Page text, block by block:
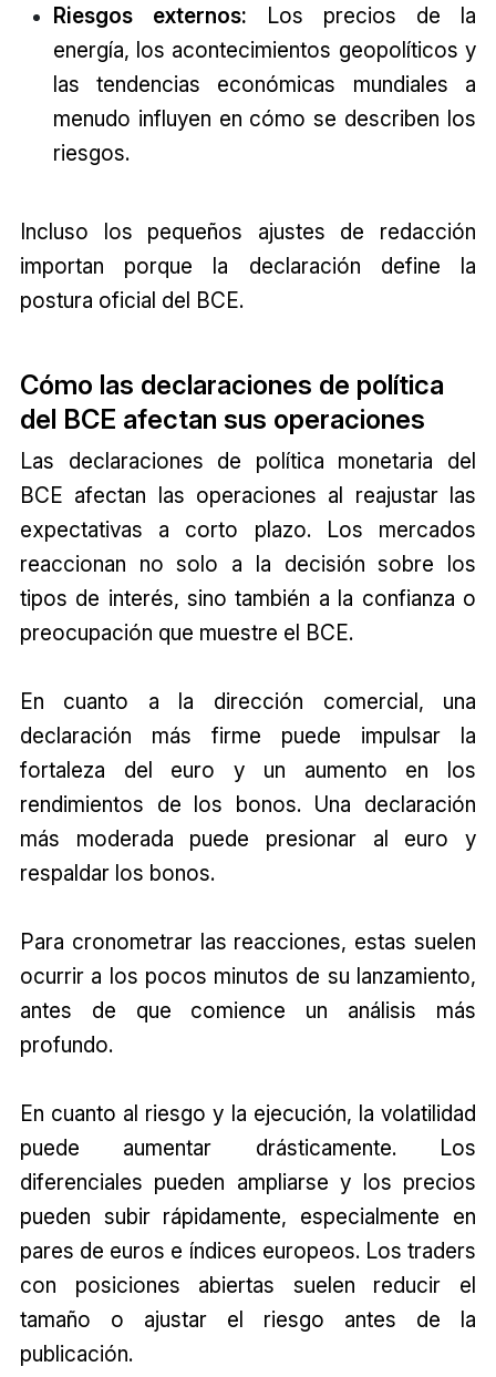
Riesgos externos: Los precios de la
energía, los acontecimientos geopolíticos y
las tendencias económicas mundiales a
menudo influyen en cómo se describen los
riesgos.
Incluso los pequeños ajustes de redacción
importan porque la declaración define la
postura oficial del BCE.
Cómo las declaraciones de política
del BCE afectan sus operaciones
Las declaraciones de política monetaria del
BCE afectan las operaciones al reajustar las
expectativas a corto plazo. Los mercados
reaccionan no solo a la decisión sobre los
tipos de interés, sino también a la confianza o
preocupación que muestre el BCE.
En cuanto a la dirección comercial, una
declaración más firme puede impulsar la
fortaleza del euro y un aumento en los
rendimientos de los bonos. Una declaración
más moderada puede presionar al euro y
respaldar los bonos.
Para cronometrar las reacciones, estas suelen
ocurrir a los pocos minutos de su lanzamiento,
antes de que comience un análisis más
profundo.
En cuanto al riesgo y la ejecución, la volatilidad
puede aumentar drásticamente. Los
diferenciales pueden ampliarse y los precios
pueden subir rápidamente, especialmente en
pares de euros e índices europeos. Los traders
con posiciones abiertas suelen reducir el
tamaño o ajustar el riesgo antes de la
publicación.